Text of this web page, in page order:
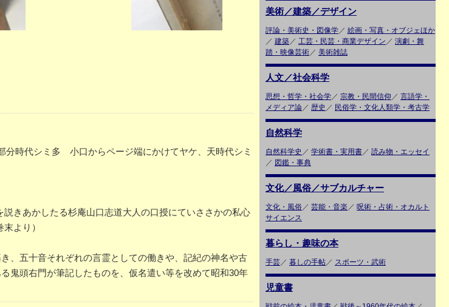
代シミ多 小口からページ端にかけてヤケ、天時代シミ
きあかしたる杉庵山口志道大人の口授にていささかの私心
より）
、五十音それぞれの言霊としての働きや、記紀の神名や古
鬼頭右門が筆記したものを、仮名遣い等を改めて昭和30年
美術／建築／デザイン
評論・美術史・図像学／ 絵画・写真・オブジェほか
／ 建築／ 工芸・民芸・商業デザイン ／ 演劇・舞
踏・映像芸術／ 美術雑誌
人文／社会科学
思想・哲学・社会学／ 宗教・民間信仰 ／ 言語学・
メディア論／ 歴史 ／ 民俗学・文化人類学・考古学
自然科学
自然科学史 ／ 学術書・実用書／ 読み物・エッセイ
／ 図鑑・事典
文化／風俗／サブカルチャー
文化・風俗／ 芸能・音楽 ／ 呪術・占術・オカルト
サイエンス
暮らし・趣味の本
手芸／ 暮しの手帖／ スポーツ・武術
児童書